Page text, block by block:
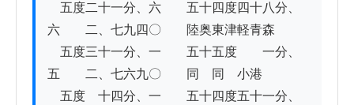
五度二十一分、六　　五十四度四十八分、
六　　二、七九四〇　　陸奥東津軽青森
五度三十一分、一　　五十五度　　一分、
五　　二、七六九〇　　同　同　小港
五度　十四分、一　　五十四度五十一分、